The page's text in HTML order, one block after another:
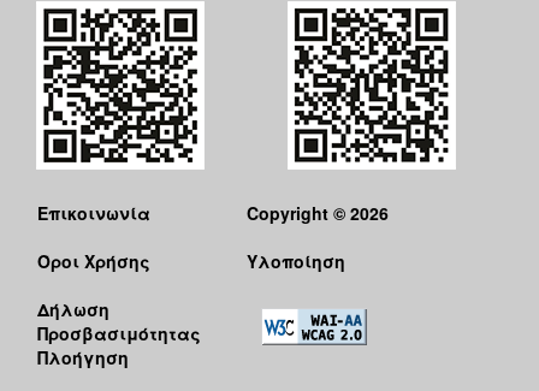
Επικοινωνία
Όροι Χρήσης
Δήλωση
Προσβασιμότητας
Πλοήγηση
Copyright © 2026
Υλοποίηση